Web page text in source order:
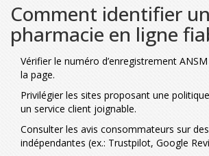
Comment identifier
pharmacie en ligne
Vérifier le numéro d’enregistrement
la page.
Privilégier les sites proposant une
un service client joignable.
Consulter les avis consommateurs sur
indépendantes (ex.: Trustpilot, Google